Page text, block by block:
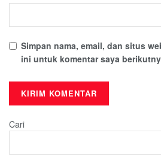
Simpan nama, email, dan situs
ini untuk komentar saya
Cari